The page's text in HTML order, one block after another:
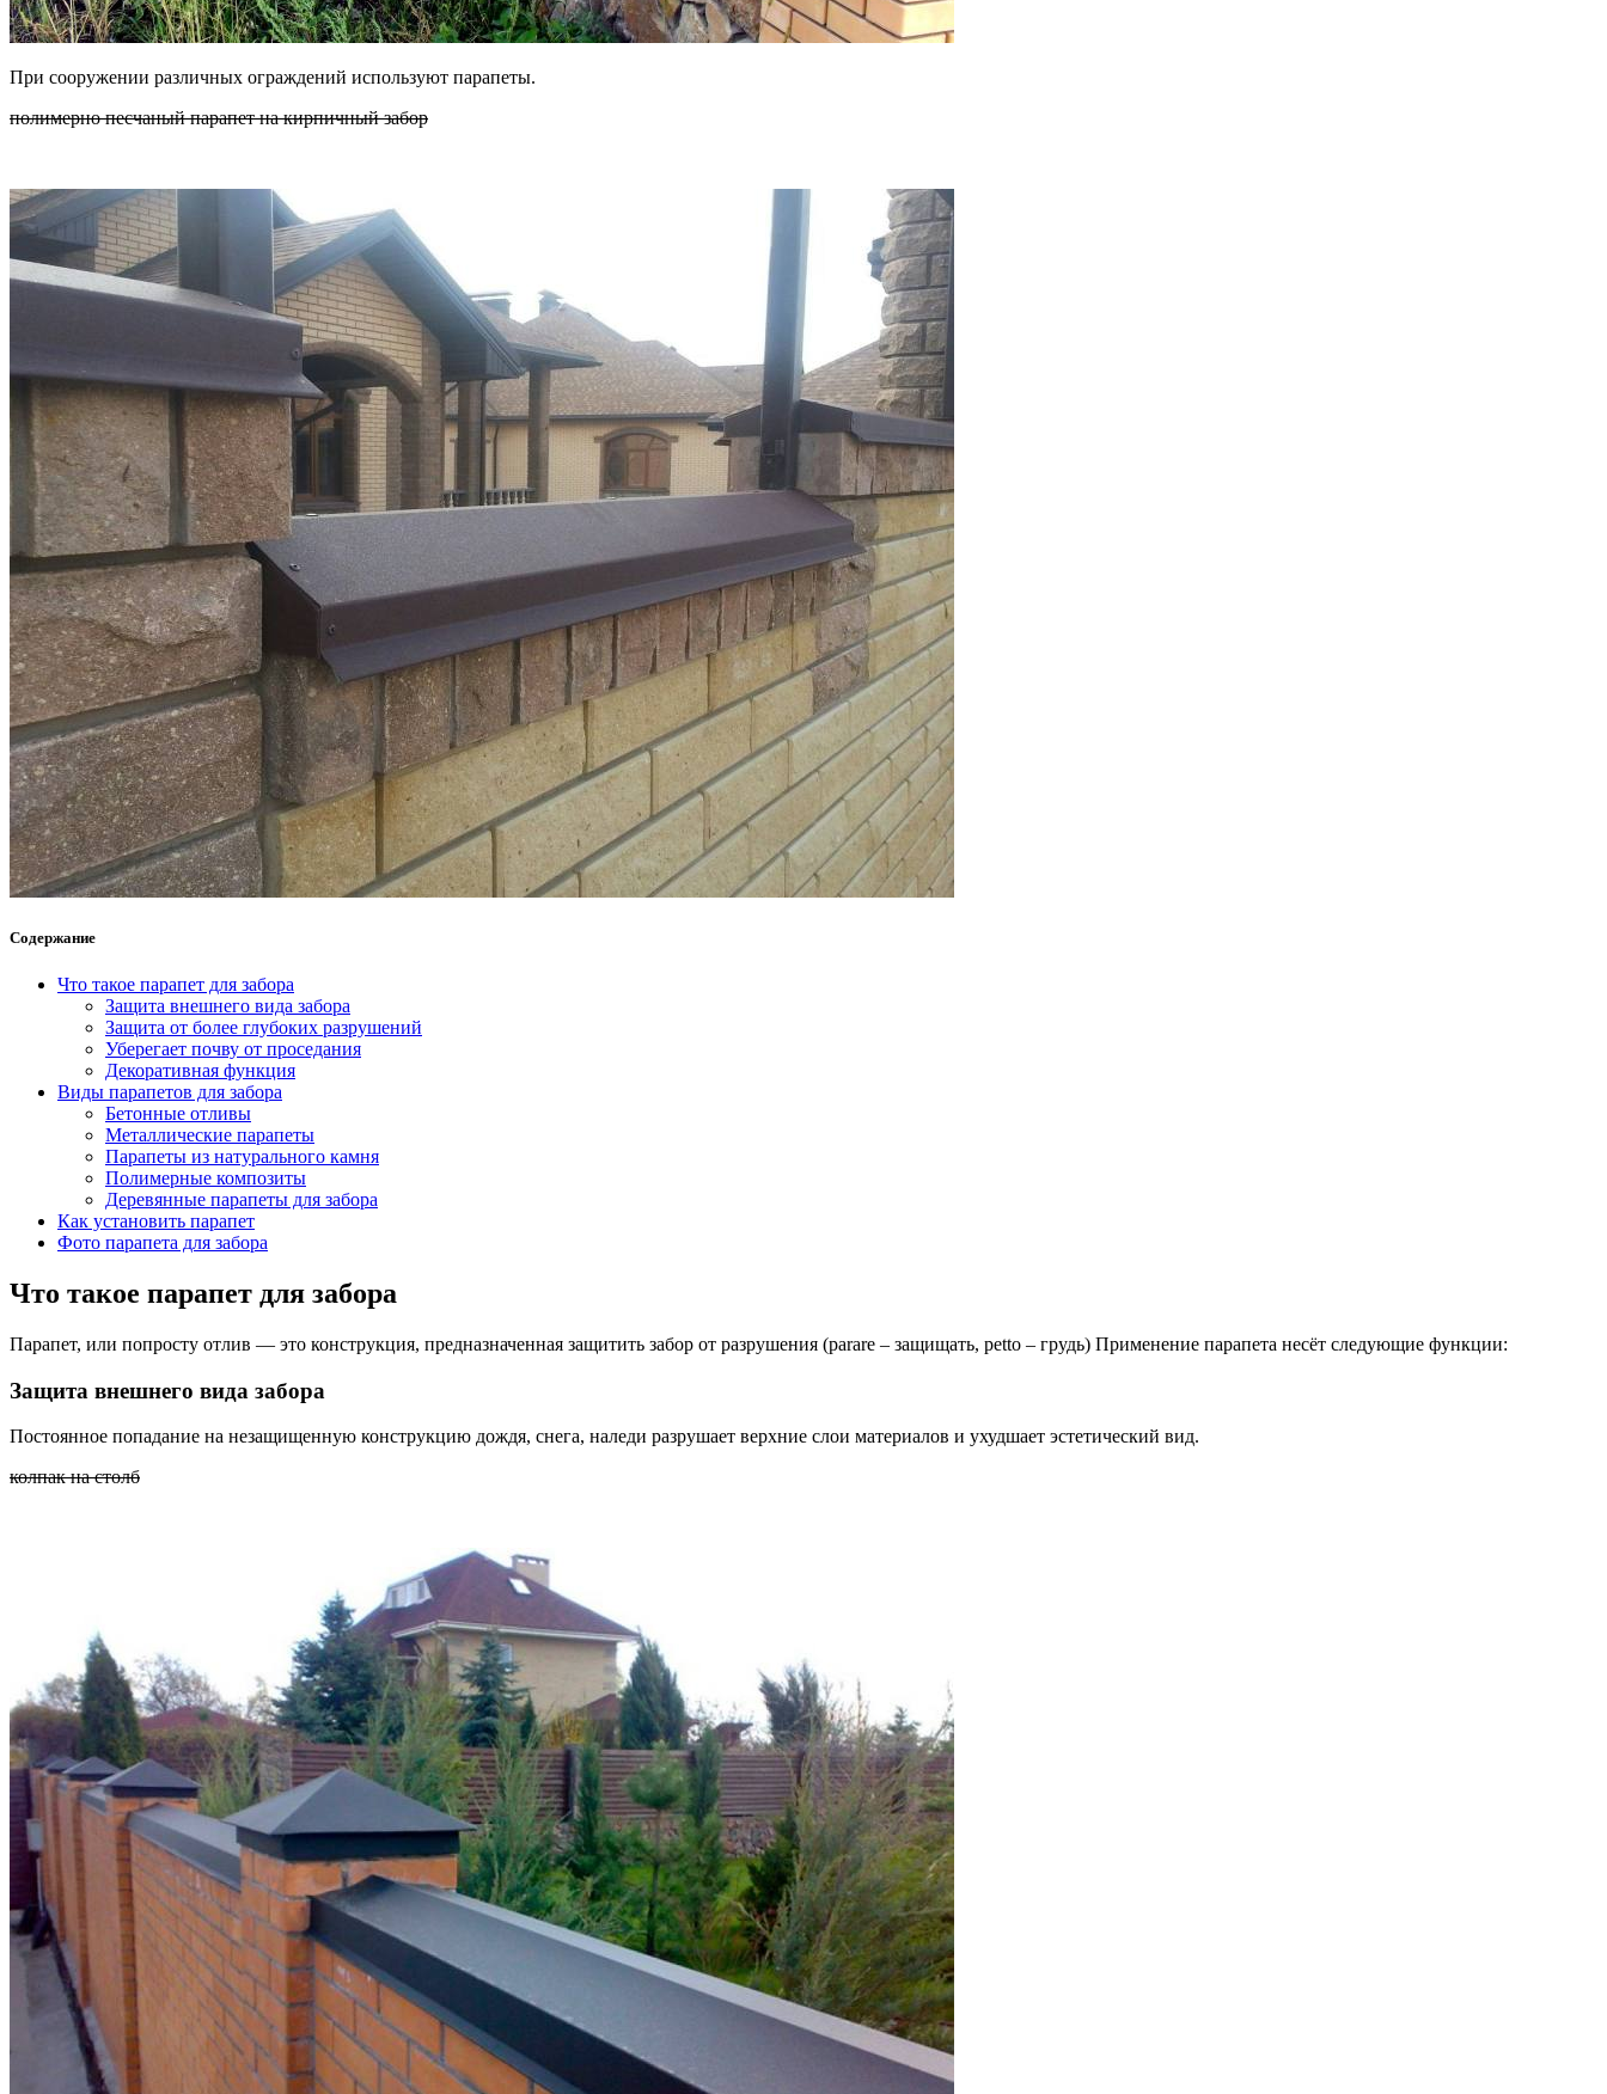
При сооружении различных ограждений используют парапеты.
полимерно песчаный парапет на кирпичный забор
Содержание
Что такое парапет для забора
Защита внешнего вида забора
Защита от более глубоких разрушений
Уберегает почву от проседания
Декоративная функция
Виды парапетов для забора
Бетонные отливы
Металлические парапеты
Парапеты из натурального камня
Полимерные композиты
Деревянные парапеты для забора
Как установить парапет
Фото парапета для забора
Что такое парапет для забора
Парапет, или попросту отлив — это конструкция, предназначенная защитить забор от разрушения (parare – защищать, petto – грудь) Применение парапета несёт следующие функции:
Защита внешнего вида забора
Постоянное попадание на незащищенную конструкцию дождя, снега, наледи разрушает верхние слои материалов и ухудшает эстетический вид.
колпак на столб